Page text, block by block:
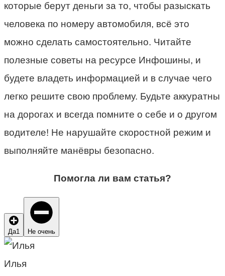
которые берут деньги за то, чтобы разыскать
человека по номеру автомобиля, всё это
можно сделать самостоятельно. Читайте
полезные советы на ресурсе Инфошины, и
будете владеть информацией и в случае чего
легко решите свою проблему. Будьте аккуратны
на дорогах и всегда помните о себе и о другом
водителе! Не нарушайте скоростной режим и
выполняйте манёвры безопасно.
Помогла ли вам статья?
Да1 Не очень
Илья